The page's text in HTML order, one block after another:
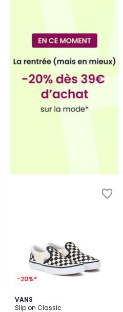
-20%*
VANS
Slip on Classic
3,8
/ 5